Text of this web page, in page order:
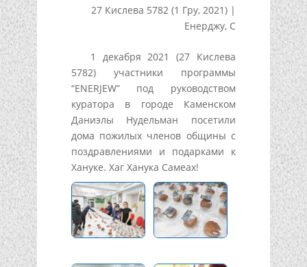
27 Кислева 5782 (1 Гру, 2021) |
Енерджу, С
1 декабря 2021 (27 Кислева
5782) участники программы
“ENERJEW” под руководством
куратора в городе Каменском
Даниэлы Нудельман посетили
дома пожилых членов общины с
поздравлениями и подарками к
Хануке. Хаг Ханука Самеах!